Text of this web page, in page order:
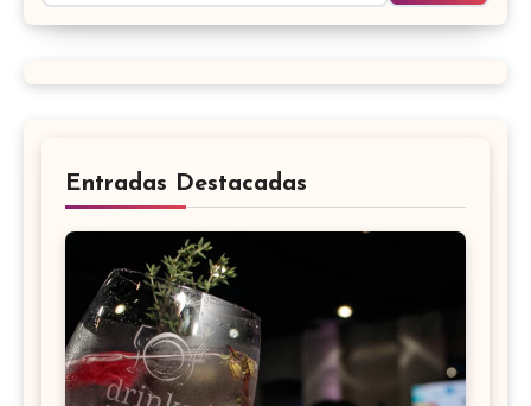
Entradas Destacadas